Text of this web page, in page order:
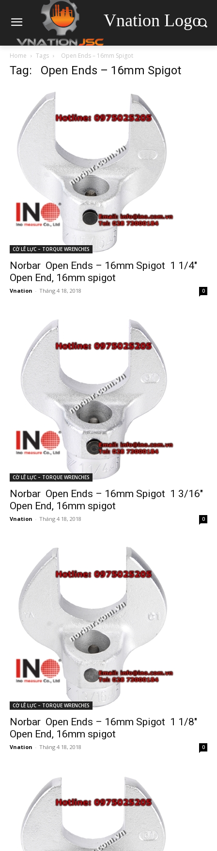
Vnation Logo
Home Tags Open Ends – 16mm Spigot
Tag: Open Ends – 16mm Spigot
CỜ LÊ LỰC – TORQUE WRENCHES
Norbar Open Ends – 16mm Spigot 1 1/4″
Open End, 16mm spigot
Vnation - Tháng 4 18, 2018 0
CỜ LÊ LỰC – TORQUE WRENCHES
Norbar Open Ends – 16mm Spigot 1 3/16″
Open End, 16mm spigot
Vnation - Tháng 4 18, 2018 0
CỜ LÊ LỰC – TORQUE WRENCHES
Norbar Open Ends – 16mm Spigot 1 1/8″
Open End, 16mm spigot
Vnation - Tháng 4 18, 2018 0